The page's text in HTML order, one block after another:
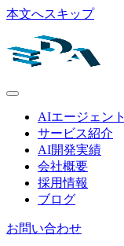
本文へスキップ
AIエージェント
サービス紹介
AI開発実績
会社概要
採用情報
ブログ
お問い合わせ